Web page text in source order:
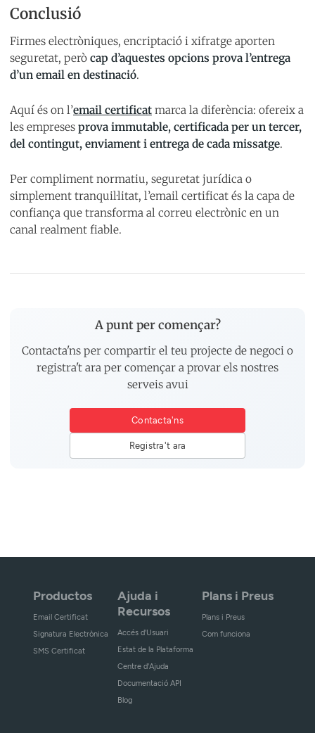
Conclusió
Firmes electròniques, encriptació i xifratge aporten
seguretat, però cap d’aquestes opcions prova l’entrega
d’un email en destinació.
Aquí és on l’email certificat marca la diferència: ofereix a
les empreses prova immutable, certificada per un tercer,
del contingut, enviament i entrega de cada missatge.
Per compliment normatiu, seguretat jurídica o
simplement tranquil·litat, l’email certificat és la capa de
confiança que transforma al correu electrònic en un
canal realment fiable.
A punt per començar?
Contacta'ns per compartir el teu projecte de negoci o
registra't ara per començar a provar els nostres
serveis avui
Contacta'ns
Registra't ara
Productos
Email Certificat
Signatura Electrònica
SMS Certificat
Ajuda i
Recursos
Accés d'Usuari
Estat de la Plataforma
Centre d'Ajuda
Documentació API
Blog
Plans i Preus
Plans i Preus
Com funciona